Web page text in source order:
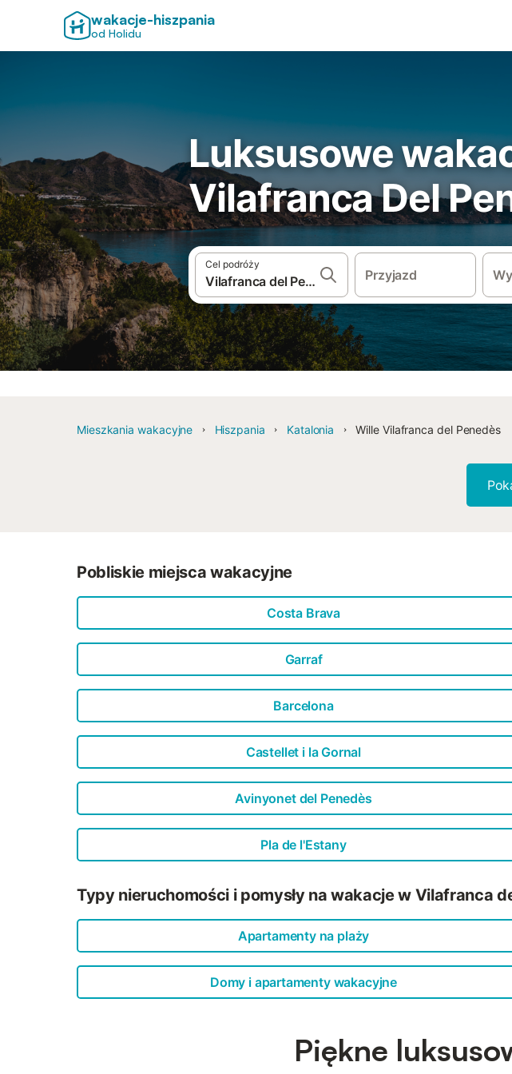
wakacje-hiszpania
od Holidu
Luksusowe
Vilafranca Del
Cel podróży
Przyjazd
Mieszkania wakacyjne Hiszpania Katalonia Wille Vilafranca del Penedès
Pobliskie miejsca wakacyjne
Costa Brava
Garraf
Barcelona
Castellet i la Gornal
Avinyonet del Penedès
Pla de l'Estany
Typy nieruchomości i pomysły na wakacje w Vilafranca
Apartamenty na plaży
Domy i apartamenty wakacyjne
Piękne